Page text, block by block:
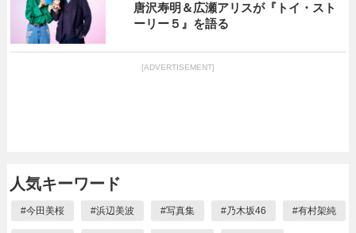
唐沢寿明＆広瀬アリスが『トイ・スト
ーリー５』を語る
[ADVERTISEMENT]
人気キーワード
#今田美桜 #浜辺美波 #写真集 #乃木坂46 #有村架純